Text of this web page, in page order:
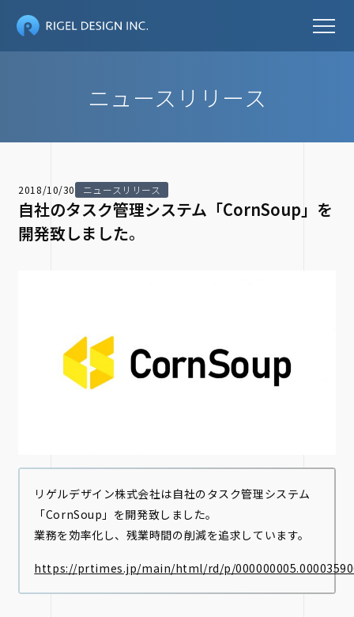
ニュースリリース
2018/10/30 ニュースリリース
自社のタスク管理システム「CornSoup」を
開発致しました。
リゲルデザイン株式会社は自社のタスク管理システム
「CornSoup」を開発致しました。
業務を効率化し、残業時間の削減を追求しています。
https://prtimes.jp/main/html/rd/p/